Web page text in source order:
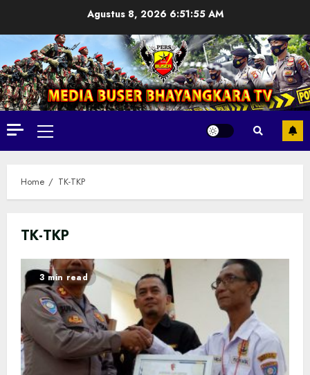
Agustus 8, 2026 6:51:56 AM
Primary
Menu
Home TK-TKP
TK-TKP
3 min read